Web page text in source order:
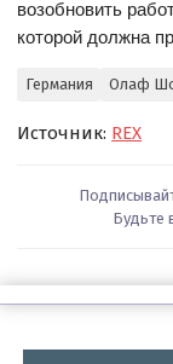
возобновить
которой должна
Германия Олаф
Источник: REX
Будьте